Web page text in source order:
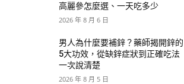
高麗參怎麼選、一天吃多少
2026 年 8 月 6 日
男人為什麼要補鋅？藥師揭開鋅的
5大功效，從缺鋅症狀到正確吃法
一次說清楚
2026 年 8 月 5 日